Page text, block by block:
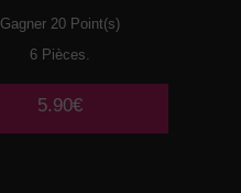
Gagner 20 Point(s)
6 Pièces.
5.90€